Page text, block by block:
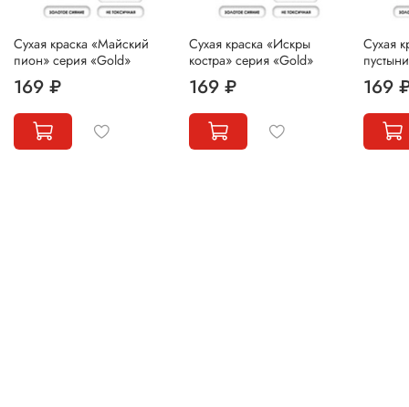
Сухая краска «Майский
пион» серия «Gold»
169 ₽
Сухая краска «Искры
костра» серия «Gold»
169 ₽
Сухая
169